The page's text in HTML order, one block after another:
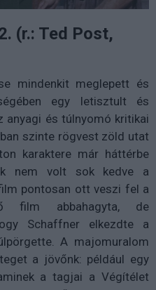
(r.: Ted Post,
mindenkit meglepett és
egy letisztult és
anyagi és túlnyomó kritikai
szinte rögvest zöld utat
karaktere már háttérbe
nem volt sok kedve a
pontosan ott veszi fel a
film abbahagyta, de
Schaffner elkezdte a
A majomuralom
a jövőnk: például egy
a tagjai a Végítélet